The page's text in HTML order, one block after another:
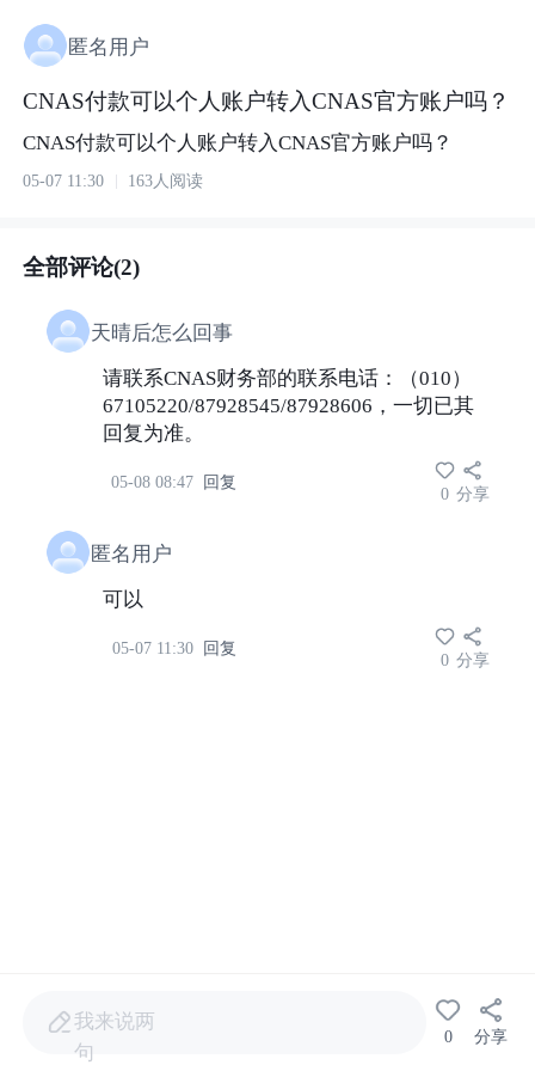
匿名用户
CNAS付款可以个人账户转入CNAS官方账户吗？
CNAS付款可以个人账户转入CNAS官方账户吗？
05-07 11:30 163人阅读
全部评论(2)
天晴后怎么回事
请联系CNAS财务部的联系电话：（010）
67105220/87928545/87928606，一切已其
回复为准。
05-08 08:47 回复
0 分享
匿名用户
可以
05-07 11:30 回复
0 分享
我来说两
句
0 分享